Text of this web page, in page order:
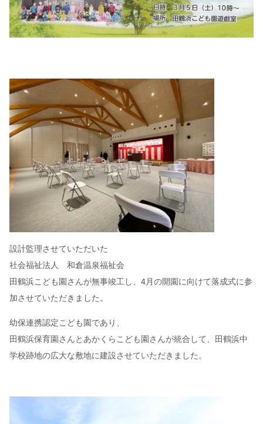
設計監理させていただいた
社会福祉法人 和倉温泉福祉会
田鶴浜こども園さんが無事竣工し、4月の開園に向けて落成式に参
加させていただきました。
幼保連携認定こども園であり、
田鶴浜保育園さんとあかくらこども園さんが統合して、田鶴浜中
学校跡地の広大な敷地に建設させていただきました。